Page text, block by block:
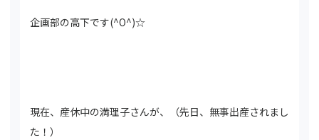
企画部の高下です(^O^)☆
現在、産休中の満理子さんが、（先日、無事出産されまし
た！）